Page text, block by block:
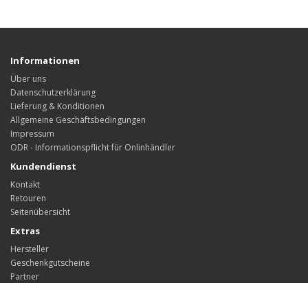
Informationen
Über uns
Datenschutzerklärung
Lieferung & Konditionen
Allgemeine Geschäftsbedingungen
Impressum
ODR - Informationspflicht für Onlinhändler
Kundendienst
Kontakt
Retouren
Seitenübersicht
Extras
Hersteller
Geschenkgutscheine
Partner